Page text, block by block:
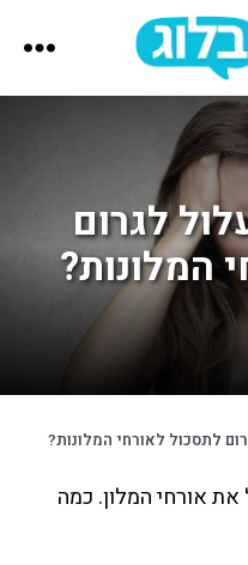
לגרום
המלונות?
לתסכול לאורחי המלונות?
את אורחי המלון. כמה